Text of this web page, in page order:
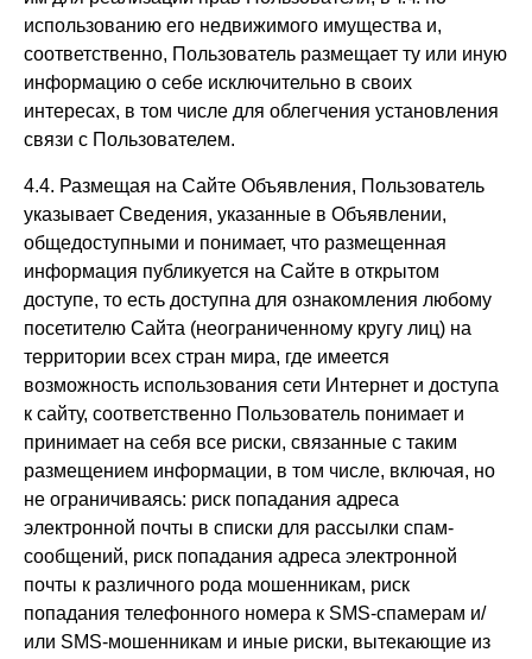
использованию его недвижимого имущества и,
соответственно, Пользователь размещает ту или иную
информацию о себе исключительно в своих
интересах, в том числе для облегчения установления
связи с Пользователем.
4.4. Размещая на Сайте Объявления, Пользователь
указывает Сведения, указанные в Объявлении,
общедоступными и понимает, что размещенная
информация публикуется на Сайте в открытом
доступе, то есть доступна для ознакомления любому
посетителю Сайта (неограниченному кругу лиц) на
территории всех стран мира, где имеется
возможность использования сети Интернет и доступа
к сайту, соответственно Пользователь понимает и
принимает на себя все риски, связанные с таким
размещением информации, в том числе, включая, но
не ограничиваясь: риск попадания адреса
электронной почты в списки для рассылки спам-
сообщений, риск попадания адреса электронной
почты к различного рода мошенникам, риск
попадания телефонного номера к SMS-спамерам и/
или SMS-мошенникам и иные риски, вытекающие из